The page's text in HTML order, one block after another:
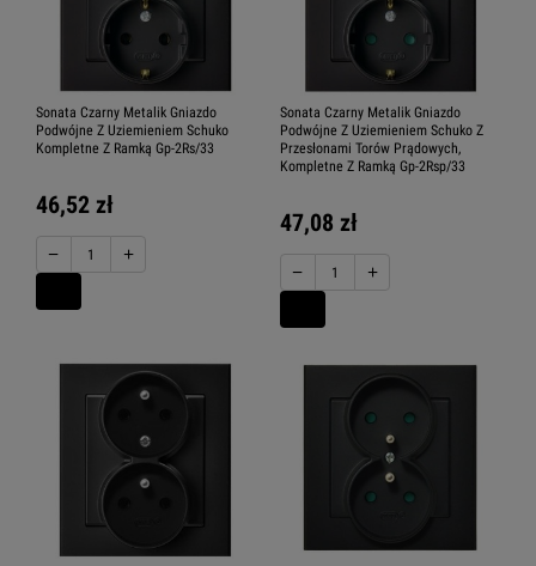
Sonata Czarny Metalik Gniazdo
Podwójne Z Uziemieniem Schuko
Kompletne Z Ramką Gp-2Rs/33
46,52 zł
− +
Sonata Czarny Metalik Gniazdo
Podwójne Z Uziemieniem Schuko Z
Przesłonami Torów Prądowych,
Kompletne Z Ramką Gp-2Rsp/33
47,08 zł
− +